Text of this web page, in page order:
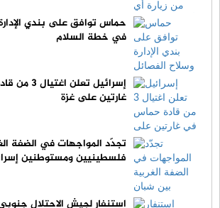
حماس توافق على بندي
في خطة السلام
إسرائيل
غارتين على غزة
تجدّد المواجهات في الضفة
فلسطينيين ومستوطنين
استنفار لجيش الاحتلال